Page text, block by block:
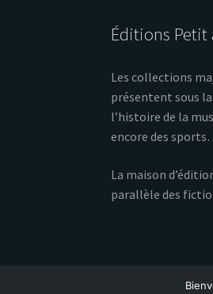
Éditions Petit
Les collections
présentent sous
l’histoire de la
encore des
La maison
parallèle des